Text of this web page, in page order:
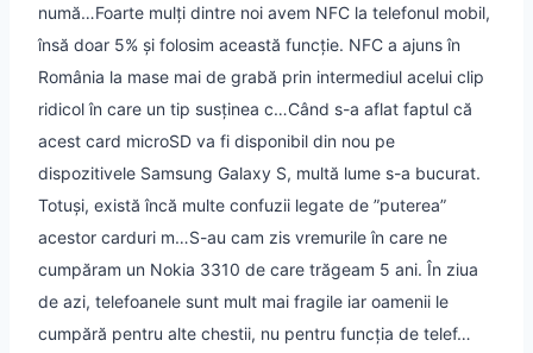
numă…Foarte mulți dintre noi avem NFC la telefonul mobil,
însă doar 5% și folosim această funcție. NFC a ajuns în
România la mase mai de grabă prin intermediul acelui clip
ridicol în care un tip susținea c…Când s-a aflat faptul că
acest card microSD va fi disponibil din nou pe
dispozitivele Samsung Galaxy S, multă lume s-a bucurat.
Totuși, există încă multe confuzii legate de ”puterea”
acestor carduri m…S-au cam zis vremurile în care ne
cumpăram un Nokia 3310 de care trăgeam 5 ani. În ziua
de azi, telefoanele sunt mult mai fragile iar oamenii le
cumpără pentru alte chestii, nu pentru funcția de telef…